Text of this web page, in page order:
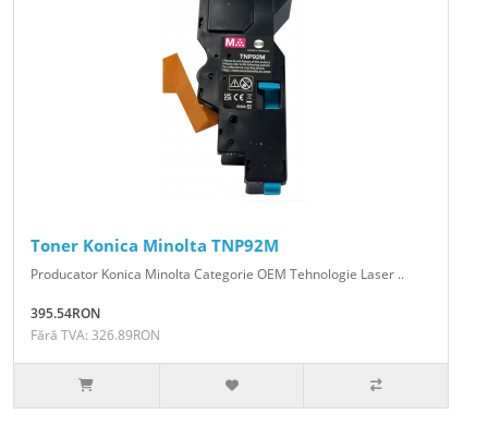
Toner Konica Minolta TNP92M
Producator Konica Minolta Categorie OEM Tehnologie Laser ..
395.54RON
Fără TVA: 326.89RON